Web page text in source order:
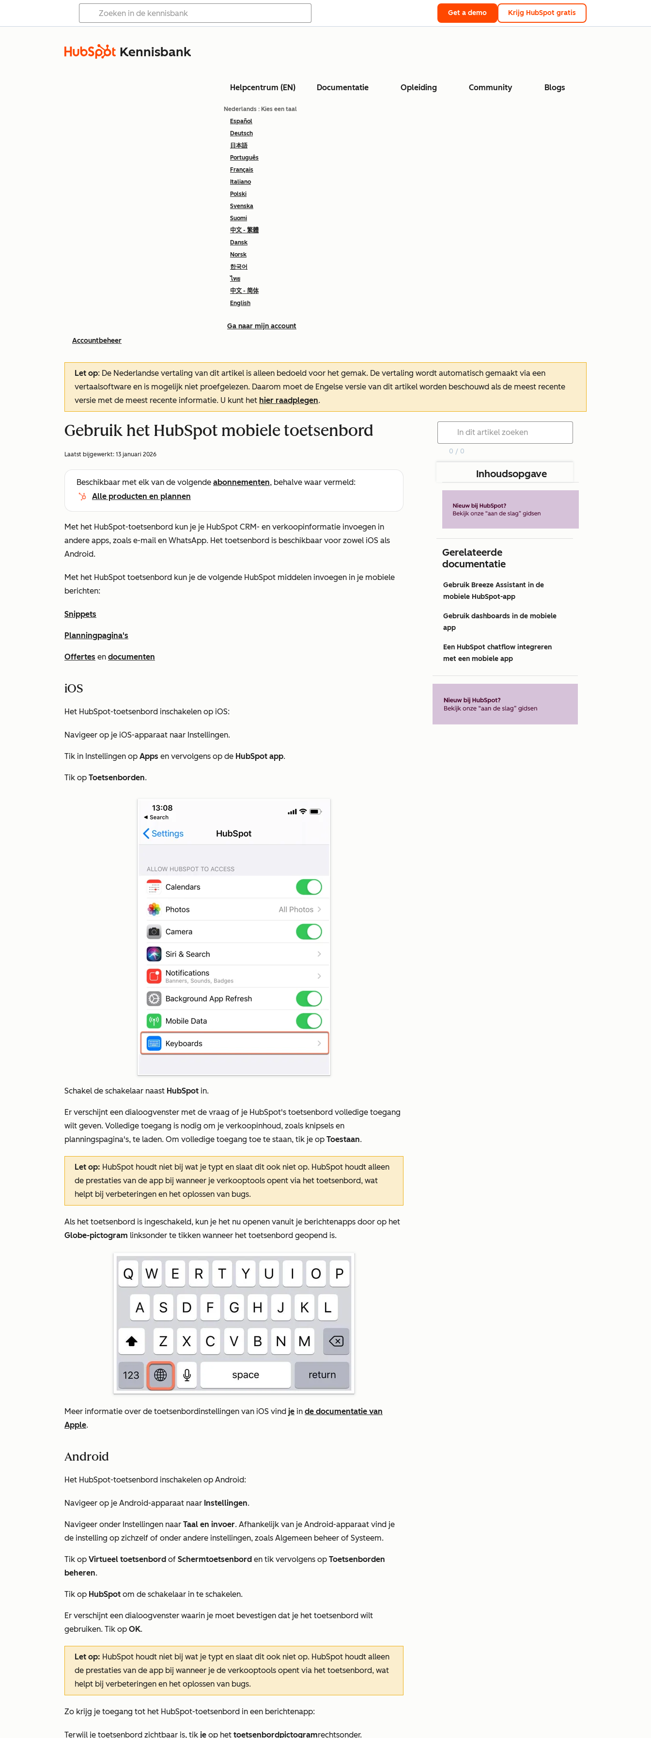
Get a demo Krijg HubSpot gratis
Kennisbank
Helpcentrum (EN) Documentatie Opleiding Community Blogs
Nederlands : Kies een taal
Español
Deutsch
日本語
Português
Français
Italiano
Polski
Svenska
Suomi
中文 - 繁體
Dansk
Norsk
한국어
ไทย
中文 - 简体
English
Ga naar mijn account
Accountbeheer
Let op: De Nederlandse vertaling van dit artikel is alleen bedoeld voor het gemak. De vertaling wordt automatisch gemaakt via een
vertaalsoftware en is mogelijk niet proefgelezen. Daarom moet de Engelse versie van dit artikel worden beschouwd als de meest recente
versie met de meest recente informatie. U kunt het hier raadplegen.
Gebruik het HubSpot mobiele toetsenbord
Laatst bijgewerkt: 13 januari 2026
Beschikbaar met elk van de volgende abonnementen, behalve waar vermeld:
Alle producten en plannen
Met het HubSpot-toetsenbord kun je je HubSpot CRM- en verkoopinformatie invoegen in
andere apps, zoals e-mail en WhatsApp. Het toetsenbord is beschikbaar voor zowel iOS als
Android.
Met het HubSpot toetsenbord kun je de volgende HubSpot middelen invoegen in je mobiele
berichten:
Snippets
Planningpagina's
Offertes en documenten
iOS
Het HubSpot-toetsenbord inschakelen op iOS:
Navigeer op je iOS-apparaat naar Instellingen.
Tik in Instellingen op Apps en vervolgens op de HubSpot app.
Tik op Toetsenborden.
Schakel de schakelaar naast HubSpot in.
Er verschijnt een dialoogvenster met de vraag of je HubSpot's toetsenbord volledige toegang
wilt geven. Volledige toegang is nodig om je verkoopinhoud, zoals knipsels en
planningspagina's, te laden. Om volledige toegang toe te staan, tik je op Toestaan.
Let op: HubSpot houdt niet bij wat je typt en slaat dit ook niet op. HubSpot houdt alleen
de prestaties van de app bij wanneer je verkooptools opent via het toetsenbord, wat
helpt bij verbeteringen en het oplossen van bugs.
Als het toetsenbord is ingeschakeld, kun je het nu openen vanuit je berichtenapps door op het
Globe-pictogram linksonder te tikken wanneer het toetsenbord geopend is.
Meer informatie over de toetsenbordinstellingen van iOS vind je in de documentatie van
Apple.
Android
Het HubSpot-toetsenbord inschakelen op Android:
Navigeer op je Android-apparaat naar Instellingen.
Navigeer onder Instellingen naar Taal en invoer. Afhankelijk van je Android-apparaat vind je
de instelling op zichzelf of onder andere instellingen, zoals Algemeen beheer of Systeem.
Tik op Virtueel toetsenbord of Schermtoetsenbord en tik vervolgens op Toetsenborden
beheren.
Tik op HubSpot om de schakelaar in te schakelen.
Er verschijnt een dialoogvenster waarin je moet bevestigen dat je het toetsenbord wilt
gebruiken. Tik op OK.
Let op: HubSpot houdt niet bij wat je typt en slaat dit ook niet op. HubSpot houdt alleen
de prestaties van de app bij wanneer je de verkooptools opent via het toetsenbord, wat
helpt bij verbeteringen en het oplossen van bugs.
Zo krijg je toegang tot het HubSpot-toetsenbord in een berichtenapp:
Terwijl je toetsenbord zichtbaar is, tik je op het toetsenbordpictogramrechtsonder.
0 / 0
Inhoudsopgave
Gerelateerde
documentatie
Gebruik Breeze Assistant in de
mobiele HubSpot-app
Gebruik dashboards in de mobiele
app
Een HubSpot chatflow integreren
met een mobiele app